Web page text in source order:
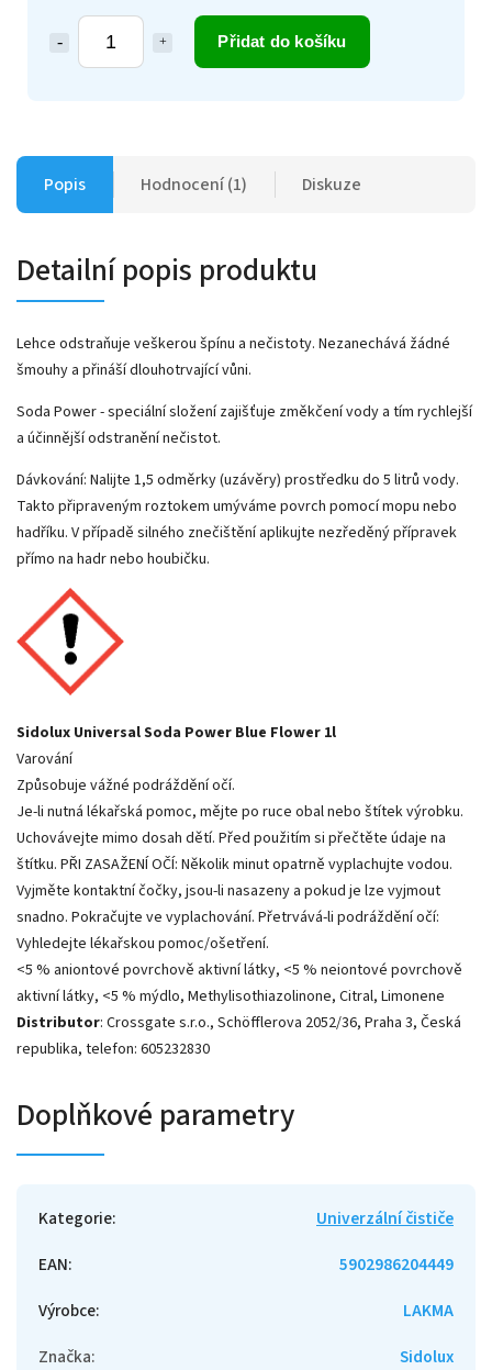
Přidat do košíku
Popis Hodnocení (1) Diskuze
Detailní popis produktu
Lehce odstraňuje veškerou špínu a nečistoty. Nezanechává žádné
šmouhy a přináší dlouhotrvající vůni.
Soda Power - speciální složení zajišťuje změkčení vody a tím rychlejší
a účinnější odstranění nečistot.
Dávkování: Nalijte 1,5 odměrky (uzávěry) prostředku do 5 litrů vody.
Takto připraveným roztokem umýváme povrch pomocí mopu nebo
hadříku. V případě silného znečištění aplikujte nezředěný přípravek
přímo na hadr nebo houbičku.
Sidolux Universal Soda Power Blue Flower 1l
Varování
Způsobuje vážné podráždění očí.
Je-li nutná lékařská pomoc, mějte po ruce obal nebo štítek výrobku.
Uchovávejte mimo dosah dětí. Před použitím si přečtěte údaje na
štítku. PŘI ZASAŽENÍ OČÍ: Několik minut opatrně vyplachujte vodou.
Vyjměte kontaktní čočky, jsou-li nasazeny a pokud je lze vyjmout
snadno. Pokračujte ve vyplachování. Přetrvává-li podráždění očí:
Vyhledejte lékařskou pomoc/ošetření.
<5 % aniontové povrchově aktivní látky, <5 % neiontové povrchově
aktivní látky, <5 % mýdlo, Methylisothiazolinone, Citral, Limonene
Distributor: Crossgate s.r.o., Schöfflerova 2052/36, Praha 3, Česká
republika, telefon: 605232830
Doplňkové parametry
Kategorie:
Univerzální čističe
EAN:
5902986204449
Výrobce:
LAKMA
Značka: Sidolux